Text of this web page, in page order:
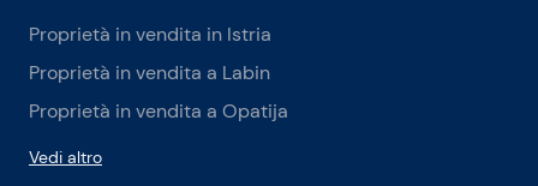
Proprietà in vendita in Istria
Proprietà in vendita a Labin
Proprietà in vendita a Opatija
Vedi altro